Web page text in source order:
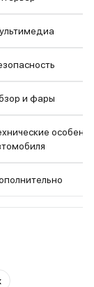
и фары